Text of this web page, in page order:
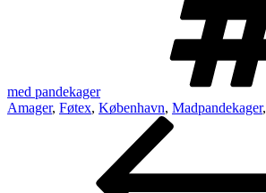
med pandekager
Amager, Føtex, København, Madpandekager,
Indlægsnavigation